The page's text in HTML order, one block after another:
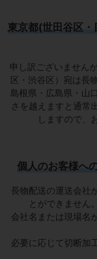
東京都(世田谷区
申し訳ございません
区・渋谷区）宛は長
島根県・広島県・山
さを越えますと通常
しますので、
個人のお客様へ
長物配送の運送会社
とができません
会社名または現場名
必要に応じて切断加